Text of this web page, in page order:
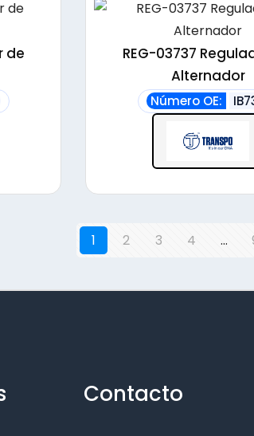
de
REG-03737
Alternador
Número OE:
1 2 3 4 …
Contacto